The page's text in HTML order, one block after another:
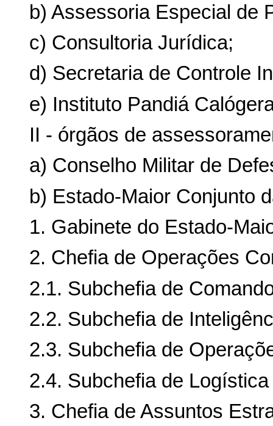
b) Assessoria Especial de
c) Consultoria Jurídica;
d) Secretaria de Controle
e) Instituto Pandiá
II - órgãos de
a) Conselho Militar de
b) Estado-Maior Conjunto
1. Gabinete do Estado-
2. Chefia de Operações
2.1. Subchefia de
2.2. Subchefia de
2.3. Subchefia de
2.4. Subchefia de
3. Chefia de Assuntos